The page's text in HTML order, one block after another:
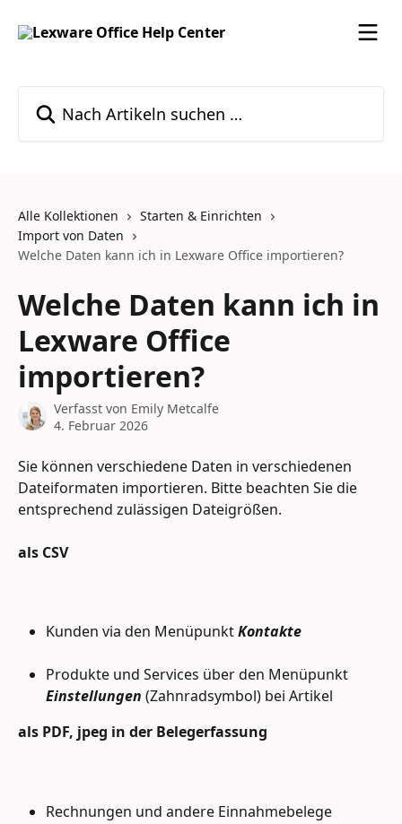
Alle Kollektionen
Starten & Einrichten
Import von Daten
Welche Daten kann ich in Lexware Office importieren?
Welche Daten kann ich in
Lexware Office
importieren?
Verfasst von Emily Metcalfe
4. Februar 2026
Sie können verschiedene Daten in verschiedenen
Dateiformaten importieren. Bitte beachten Sie die
entsprechend zulässigen Dateigrößen.
als CSV
Kunden via den Menüpunkt Kontakte
Produkte und Services über den Menüpunkt
Einstellungen (Zahnradsymbol) bei Artikel
als PDF, jpeg in der Belegerfassung
Rechnungen und andere Einnahmebelege